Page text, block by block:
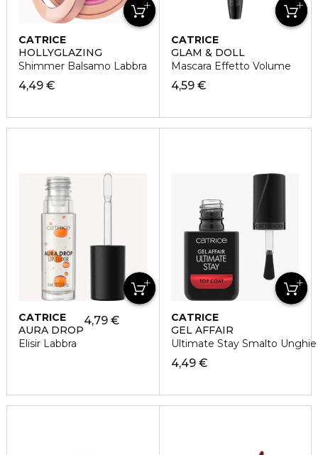
CATRICE
HOLLYGLAZING
Shimmer Balsamo Labbra
4,49 €
CATRICE
GLAM & DOLL
Mascara Effetto Volume
4,59 €
CATRICE
AURA DROP
Elisir Labbra
4,79 €
CATRICE
GEL AFFAIR
Ultimate Stay Smalto Unghie
4,49 €